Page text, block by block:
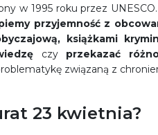
w 1995 roku przez
przyjemność z
książkami
czy przekazać
związaną z
23 kwietnia?